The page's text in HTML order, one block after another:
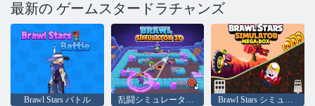
最新の ゲームスタードラチャンズ
Brawl Stars バトル 乱闘シミュレーター 3D Brawl Stars シミュレーター メガボックス